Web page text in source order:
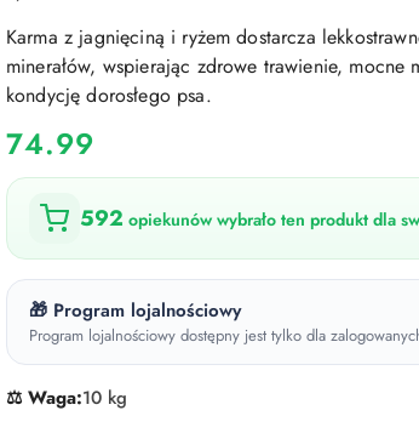
Karma z jagnięciną i ryżem dostarcza
minerałów, wspierając zdrowe trawienie, mocne
kondycję dorosłego psa.
cena:
74.99
592 opiekunów wybrało ten produkt dla
🎁 Program lojalnościowy
Program lojalnościowy dostępny jest tylko dla
⚖️ Waga:10 kg